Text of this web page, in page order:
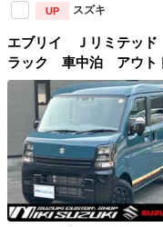
UP スズキ
エブリイ Ｊリミテッ
ラック 車中泊 アウト
カメラ付きディスプレイ